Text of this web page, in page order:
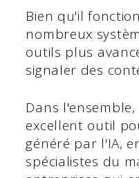
Bien qu'il
nombreux
outils plus
signaler des
Dans
excellent outil
généré par l'IA,
spécialistes du